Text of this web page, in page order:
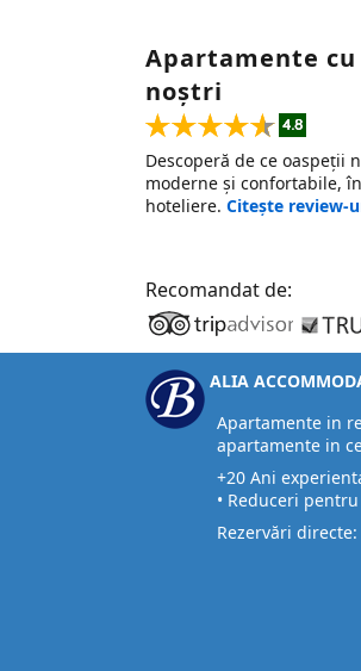
Apartamente
noștri
Descoperă de ce oaspeții
moderne și confortabile,
hoteliere. Citește review-
Recomandat de:
ALIA
Apartamente in
apartamente in
+20 Ani
• Reduceri
Rezervări